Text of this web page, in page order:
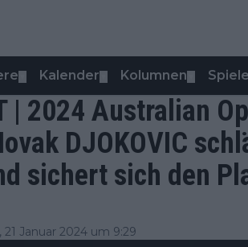
Kalender Kolumnen
| 2024 Australian
DJOKOVIC
sichert sich den
21 Januar 2024 um 9:29